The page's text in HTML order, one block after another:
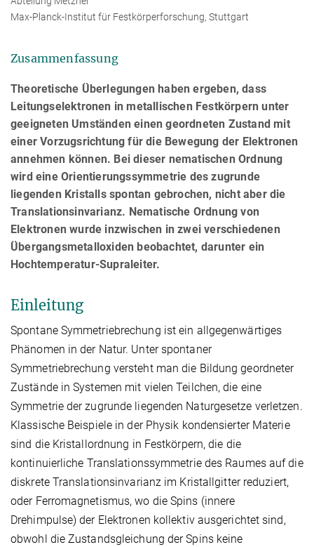
Max-Planck-Institut für Festkörperforschung, Stuttgart
Zusammenfassung
Theoretische Überlegungen haben ergeben, dass
Leitungselektronen in metallischen Festkörpern unter
geeigneten Umständen einen geordneten Zustand mit
einer Vorzugsrichtung für die Bewegung der Elektronen
annehmen können. Bei dieser nematischen Ordnung
wird eine Orientierungssymmetrie des zugrunde
liegenden Kristalls spontan gebrochen, nicht aber die
Translationsinvarianz. Nematische Ordnung von
Elektronen wurde inzwischen in zwei verschiedenen
Übergangsmetalloxiden beobachtet, darunter ein
Hochtemperatur-Supraleiter.
Einleitung
Spontane Symmetriebrechung ist ein allgegenwärtiges
Phänomen in der Natur. Unter spontaner
Symmetriebrechung versteht man die Bildung geordneter
Zustände in Systemen mit vielen Teilchen, die eine
Symmetrie der zugrunde liegenden Naturgesetze verletzen.
Klassische Beispiele in der Physik kondensierter Materie
sind die Kristallordnung in Festkörpern, die die
kontinuierliche Translationssymmetrie des Raumes auf die
diskrete Translationsinvarianz im Kristallgitter reduziert,
oder Ferromagnetismus, wo die Spins (innere
Drehimpulse) der Elektronen kollektiv ausgerichtet sind,
obwohl die Zustandsgleichung der Spins keine